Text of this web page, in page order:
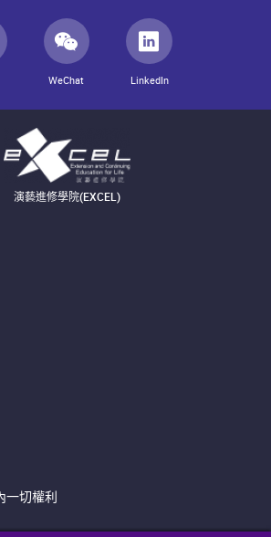
WeChat LinkedIn
演藝進修學院(EXCEL)
一切權利